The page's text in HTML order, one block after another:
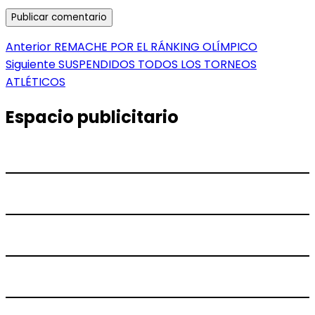
Navegación
de
Anterior Entrada
anterior:
REMACHE POR EL RÁNKING OLÍMPICO
SiguienteEntrada
siguiente:
SUSPENDIDOS TODOS LOS TORNEOS
ATLÉTICOS
Espacio publicitario